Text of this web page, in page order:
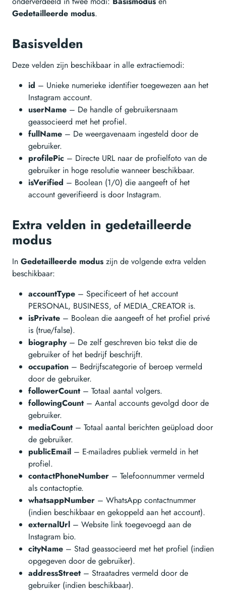
Gedetailleerde modus.
Basisvelden
Deze velden zijn beschikbaar in alle extractiemodi:
id – Unieke numerieke identifier toegewezen aan het
Instagram account.
userName – De handle of gebruikersnaam
geassocieerd met het profiel.
fullName – De weergavenaam ingesteld door de
gebruiker.
profilePic – Directe URL naar de profielfoto van de
gebruiker in hoge resolutie wanneer beschikbaar.
isVerified – Boolean (1/0) die aangeeft of het
account geverifieerd is door Instagram.
Extra velden in gedetailleerde
modus
In Gedetailleerde modus zijn de volgende extra velden
beschikbaar:
accountType – Specificeert of het account
PERSONAL, BUSINESS, of MEDIA_CREATOR is.
isPrivate – Boolean die aangeeft of het profiel privé
is (true/false).
biography– De zelf geschreven bio tekst die de
gebruiker of het bedrijf beschrijft.
occupation – Bedrijfscategorie of beroep vermeld
door de gebruiker.
followerCount – Totaal aantal volgers.
followingCount – Aantal accounts gevolgd door de
gebruiker.
mediaCount – Totaal aantal berichten geüpload door
de gebruiker.
publicEmail – E-mailadres publiek vermeld in het
profiel.
contactPhoneNumber – Telefoonnummer vermeld
als contactoptie.
whatsappNumber – WhatsApp contactnummer
(indien beschikbaar en gekoppeld aan het account).
externalUrl – Website link toegevoegd aan de
Instagram bio.
cityName – Stad geassocieerd met het profiel (indien
opgegeven door de gebruiker).
addressStreet – Straatadres vermeld door de
gebruiker (indien beschikbaar).